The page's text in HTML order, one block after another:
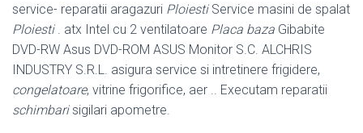
service- reparatii aragazuri PloiestiService masini de spalat
Ploiesti. atx Intel cu 2 ventilatoare Placa baza Gibabite
DVD-RW Asus DVD-ROM ASUS Monitor S.C. ALCHRIS
INDUSTRY S.R.L. asigura service si intretinere frigidere,
congelatoare, vitrine frigorifice, aer .. Executam reparatii
schimbarisigilari apometre.